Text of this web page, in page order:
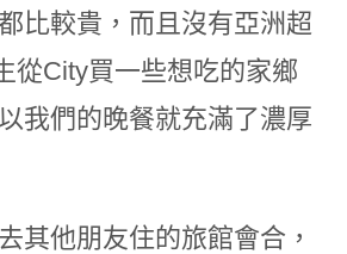
比較貴，而且沒有亞洲超
從City買一些想吃的家鄉
我們的晚餐就充滿了濃厚
其他朋友住的旅館會合，